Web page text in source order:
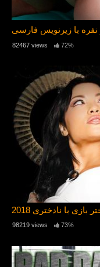
نفره با زیرنویس فارسی
82467 views 72%
با نادختری 2018
98219 views 73%